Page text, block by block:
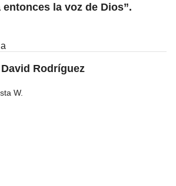
entonces la voz de Dios”.
Rodríguez
W.